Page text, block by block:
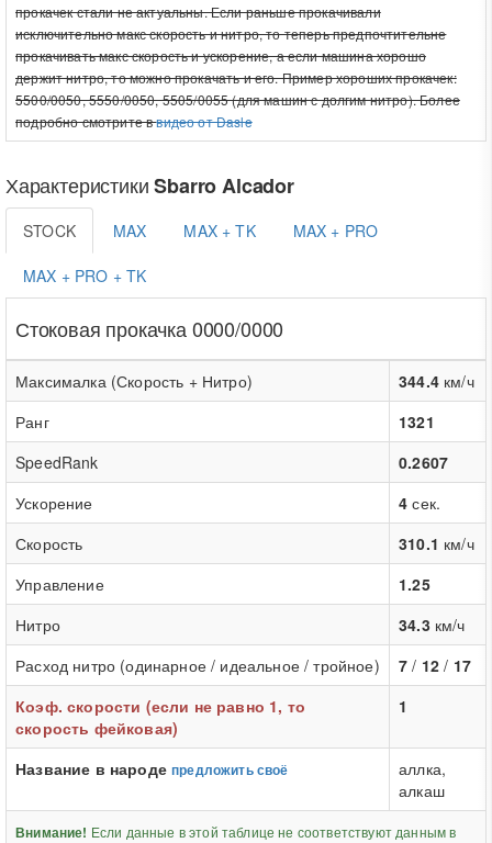
прокачек стали не актуальны. Если раньше прокачивали
исключительно макс скорость и нитро, то теперь предпочтительне
прокачивать макс скорость и ускорение, а если машина хорошо
держит нитро, то можно прокачать и его. Пример хороших прокачек:
5500/0050, 5550/0050, 5505/0055 (для машин с долгим нитро). Более
подробно смотрите ввидео от Dasle
ХарактеристикиSbarro Alcador
STOCK MAX MAX + TK MAX + PRO
MAX + PRO + TK
Стоковая прокачка 0000/0000
Максималка (Скорость + Нитро) 344.4км/ч
Ранг
1321
SpeedRank
0.2607
Ускорение
4 сек.
Скорость
310.1 км/ч
Управление
1.25
Нитро
34.3км/ч
Расход нитро (одинарное / идеальное / тройное)
7 / 12 / 17
Коэф. скорости (если не равно 1, то
скорость фейковая)
1
Название в народепредложить своё
аллка,
алкаш
Внимание! Если данные в этой таблице не соответствуют данным в